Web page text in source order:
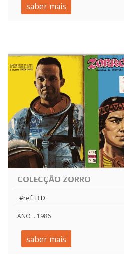
saber mais
COLECÇÃO ZORRO
#ref: B.D
ANO ...1986
saber mais